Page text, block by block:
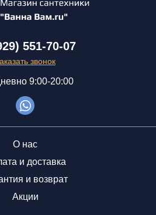
551-70-07
звонок
9:00-20:00
О нас
и доставка
и возврат
Акции